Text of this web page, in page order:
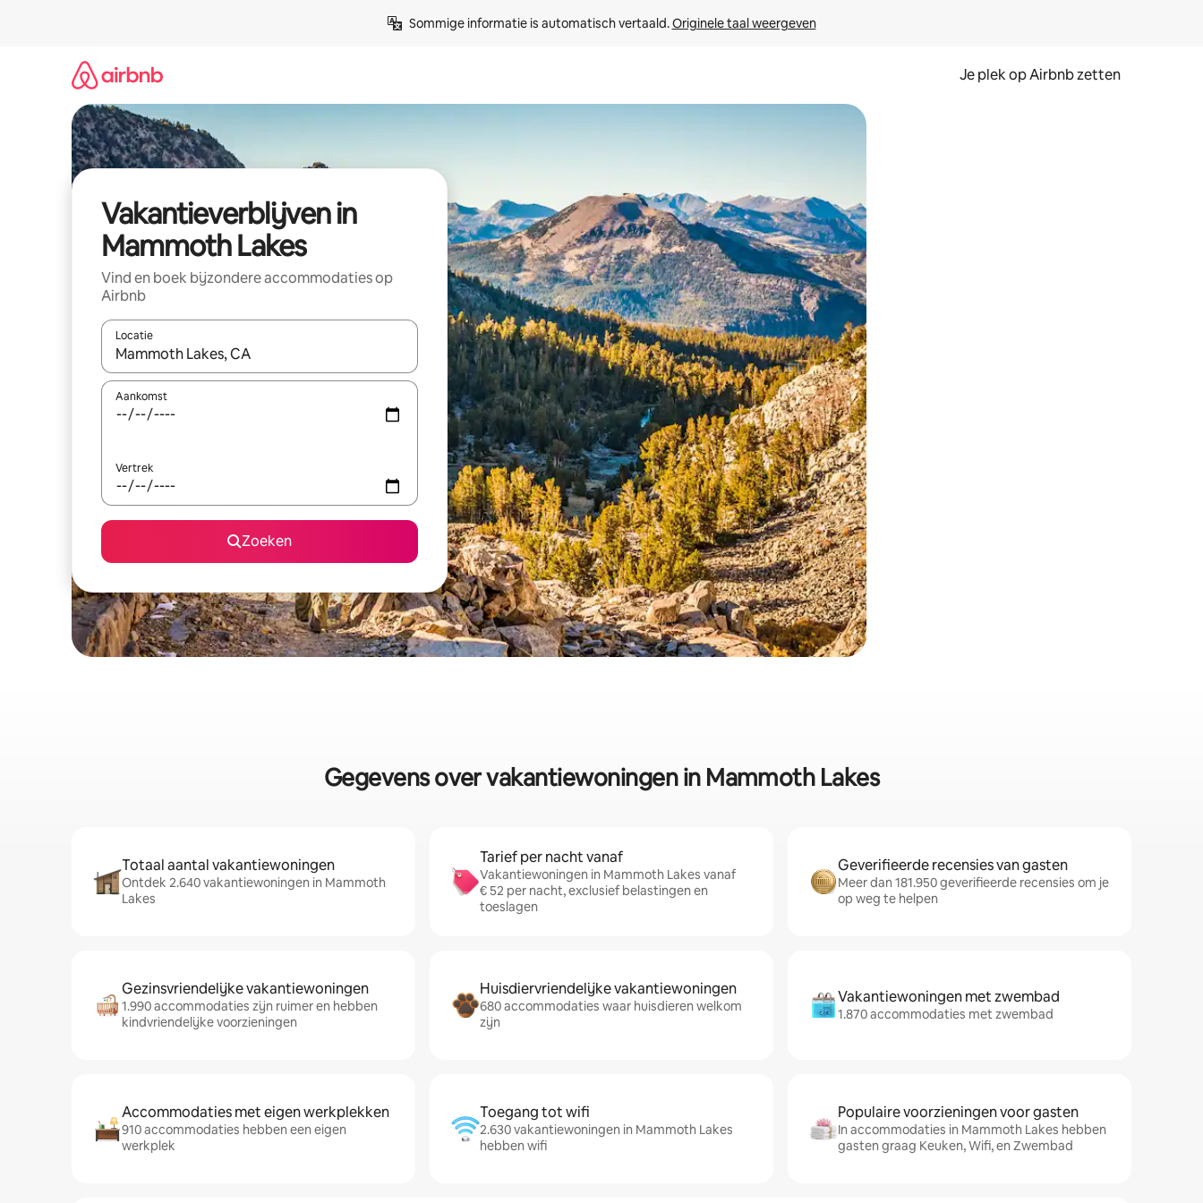
Sommige informatie is automatisch vertaald. Originele taal weergeven
Je plek op Airbnb zetten
Vakantieverblijven in
Mammoth Lakes
Vind en boek bijzondere accommodaties op
Airbnb
Locatie
Wanneer er resultaten beschikbaar zijn, maak je een keuze met je de pijltjestoetsen omhoog en omlaag, óf door te tikken of swipen.
Aankomst
Vertrek
Zoeken
Gegevens over vakantiewoningen in Mammoth Lakes
Totaal aantal vakantiewoningen
Ontdek 2.640 vakantiewoningen in Mammoth
Lakes
Tarief per nacht vanaf
Vakantiewoningen in Mammoth Lakes vanaf
€ 52 per nacht, exclusief belastingen en
toeslagen
Geverifieerde recensies van gasten
Meer dan 181.950 geverifieerde recensies om je
op weg te helpen
Gezinsvriendelijke vakantiewoningen
1.990 accommodaties zijn ruimer en hebben
kindvriendelijke voorzieningen
Huisdiervriendelijke vakantiewoningen
680 accommodaties waar huisdieren welkom
zijn
Vakantiewoningen met zwembad
1.870 accommodaties met zwembad
Accommodaties met eigen werkplekken
910 accommodaties hebben een eigen
werkplek
Toegang tot wifi
2.630 vakantiewoningen in Mammoth Lakes
hebben wifi
Populaire voorzieningen voor gasten
In accommodaties in Mammoth Lakes hebben
gasten graag Keuken, Wifi, en Zwembad